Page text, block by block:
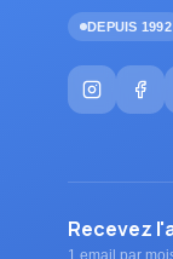
DEPUIS 1992
Recevez
1 email par